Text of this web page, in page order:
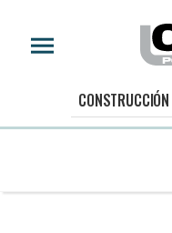
CONSTRUCCIÓN